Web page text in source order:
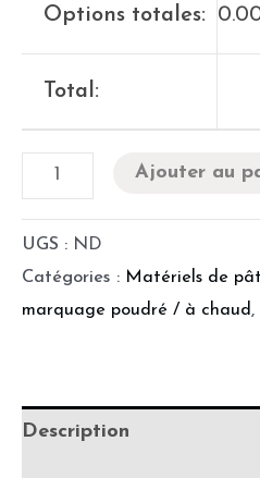
Options totales:
Total:
Ajouter au
UGS : ND
Catégories : Matériels de
marquage poudré / à chaud ,
Description